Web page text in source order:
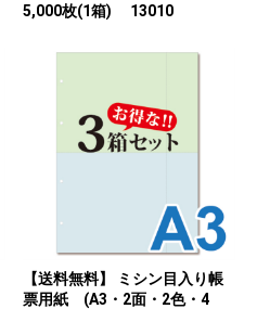
5,000枚(1箱) 13010
【送料無料】 ミシン目入り帳
票用紙 (A3・2面・2色・4